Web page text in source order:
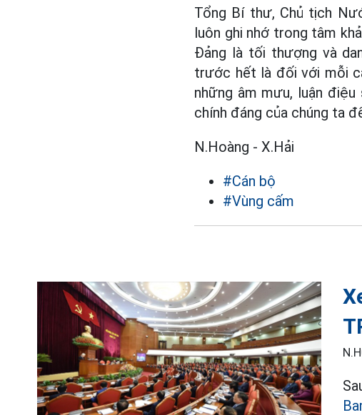
Tổng Bí thư, Chủ tịch
luôn ghi nhớ trong tâm
Đảng là tối thượng và
trước hết là đối với mỗi
những âm mưu, luận
chính đáng của chúng ta
N.Hoàng - X.Hải
#Cán bộ
#Vùng cấm